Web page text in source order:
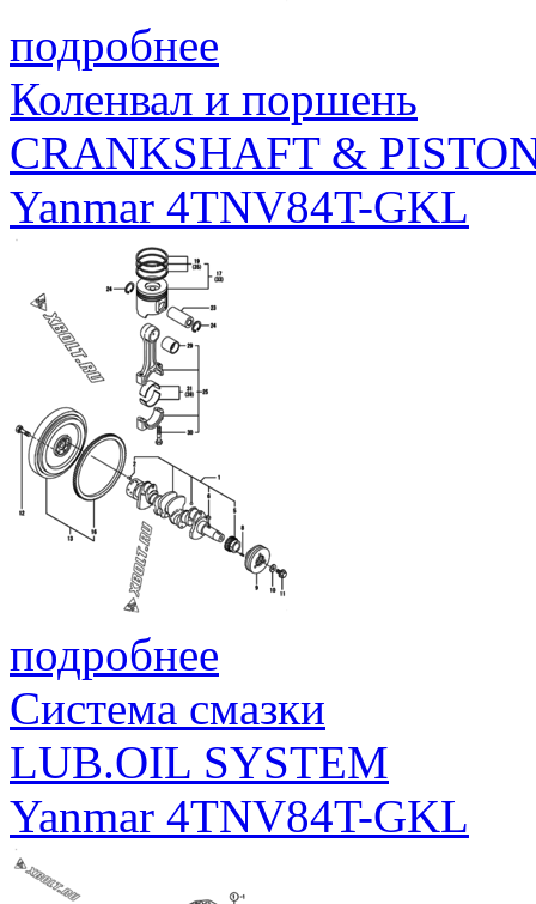
подробнее
Коленвал и поршень
CRANKSHAFT &
Yanmar 4TNV84T-GKL
подробнее
Система смазки
LUB.OIL SYSTEM
Yanmar 4TNV84T-GKL